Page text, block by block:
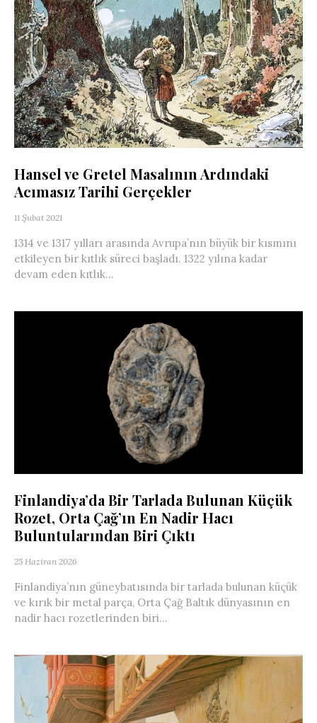
Hansel ve Gretel Masalının Ardındaki
Acımasız Tarihi Gerçekler
11 Şubat 2021
1314 ve 1317 yılları arasında Avrupa’nın büyük bir kısmını
etkileyen bir kıtlık süreci başladı. 1322 yılına kadar
devam eden kıtlık...
Finlandiya’da Bir Tarlada Bulunan Küçük
Rozet, Orta Çağ’ın En Nadir Hacı
Buluntularından Biri Çıktı
25 Haziran 2026
Finlandiya’nın güneybatısında bir tarlada bulunan küçük
ve kırık bir metal parça, Orta Çağ Baltık dünyasının en
nadir hacı rozetlerinden biri...